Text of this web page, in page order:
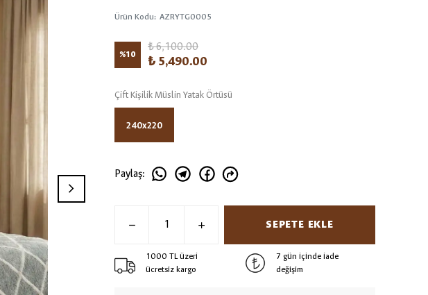
Ürün Kodu: AZRYTG0005
%10
₺ 6,100.00
₺ 5,490.00
Çift Kişilik Müslin Yatak Örtüsü
240x220
Paylaş:
SEPETE EKLE
1000 TL üzeri
ücretsiz kargo
7 gün içinde iade
değişim